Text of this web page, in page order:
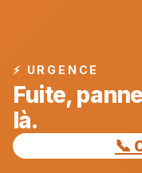
⚡ URGENCE
Fuite,
là.
📞